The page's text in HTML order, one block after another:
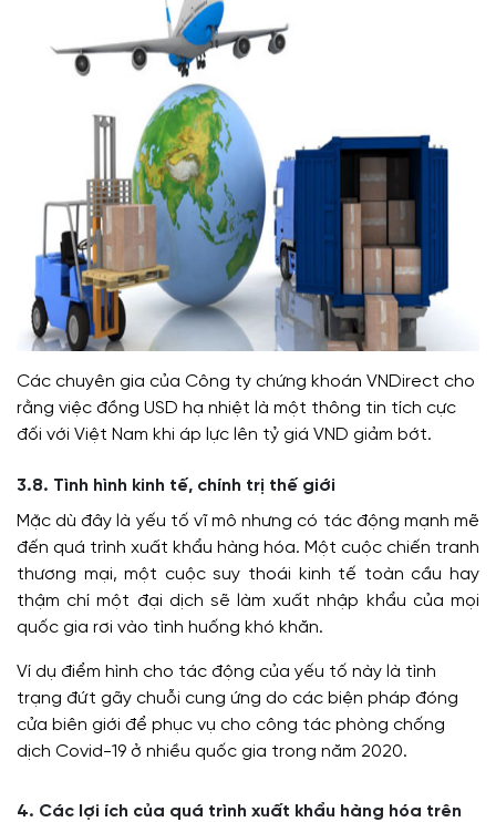
Các chuyên gia của Công ty chứng khoán VNDirect cho
rằng việc đồng USD hạ nhiệt là một thông tin tích cực
đối với Việt Nam khi áp lực lên tỷ giá VND giảm bớt.
3.8. Tình hình kinh tế, chính trị thế giới
Mặc dù đây là yếu tố vĩ mô nhưng có tác động mạnh mẽ
đến quá trình xuất khẩu hàng hóa. Một cuộc chiến tranh
thương mại, một cuộc suy thoái kinh tế toàn cầu hay
thậm chí một đại dịch sẽ làm xuất nhập khẩu của mọi
quốc gia rơi vào tình huống khó khăn.
Ví dụ điểm hình cho tác động của yếu tố này là tình
trạng đứt gãy chuỗi cung ứng do các biện pháp đóng
cửa biên giới để phục vụ cho công tác phòng chống
dịch Covid-19 ở nhiều quốc gia trong năm 2020.
4. Các lợi ích của quá trình xuất khẩu hàng hóa trên